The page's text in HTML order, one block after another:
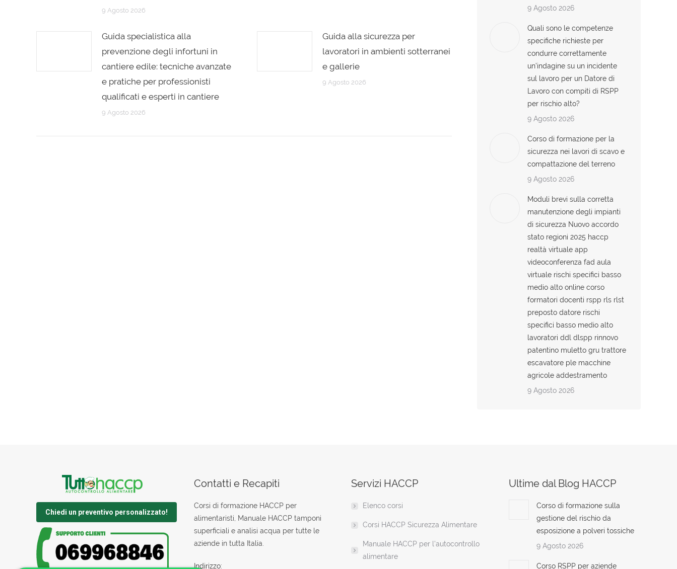
9 Agosto 2026
Guida specialistica alla
prevenzione degli infortuni in
cantiere edile: tecniche avanzate
e pratiche per professionisti
qualificati e esperti in cantiere
9 Agosto 2026
Guida alla sicurezza per
lavoratori in ambienti sotterranei
e gallerie
9 Agosto 2026
9 Agosto 2026
Quali sono le competenze
specifiche richieste per
condurre correttamente
un’indagine su un incidente
sul lavoro per un Datore di
Lavoro con compiti di RSPP
per rischio alto?
9 Agosto 2026
Corso di formazione per la
sicurezza nei lavori di scavo e
compattazione del terreno
9 Agosto 2026
Moduli brevi sulla corretta
manutenzione degli impianti
di sicurezza Nuovo accordo
stato regioni 2025 haccp
realtà virtuale app
videoconferenza fad aula
virtuale rischi specifici basso
medio alto online corso
formatori docenti rspp rls rlst
preposto datore rischi
specifici basso medio alto
lavoratori ddl dlspp rinnovo
patentino muletto gru trattore
escavatore ple macchine
agricole addestramento
9 Agosto 2026
Chiedi un preventivo personalizzato!
Contatti e Recapiti
Corsi di formazione HACCP per
alimentaristi, Manuale HACCP tamponi
superficiali e analisi acqua per tutte le
aziende in tutta Italia.
Indirizzo:
Servizi HACCP
Elenco corsi
Corsi HACCP Sicurezza Alimentare
Manuale HACCP per l’autocontrollo
alimentare
Ultime dal Blog HACCP
Corso di formazione sulla
gestione del rischio da
esposizione a polveri tossiche
9 Agosto 2026
Corso RSPP per aziende